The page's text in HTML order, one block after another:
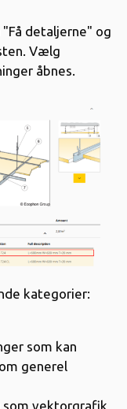
detaljerne" og
Vælg
åbnes.
kategorier:
som kan
generel
vektorgrafik